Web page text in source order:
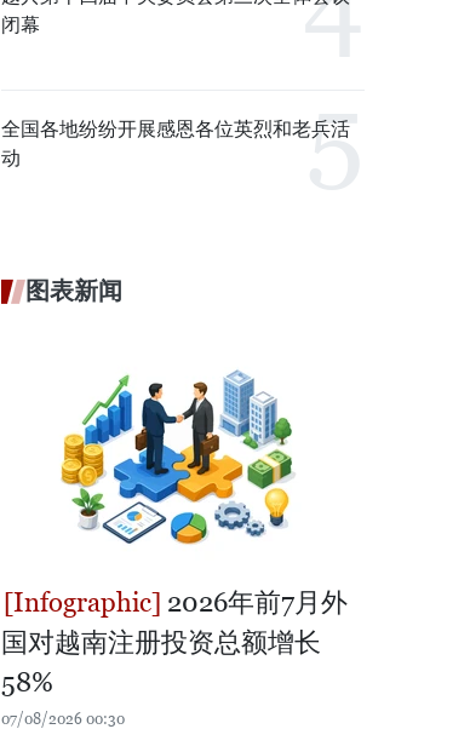
闭幕
全国各地纷纷开展感恩各位英烈和老兵活
动
图表新闻
2026年前7月外
国对越南注册投资总额增长
58%
07/08/2026 00:30